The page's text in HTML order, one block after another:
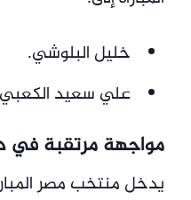
خليل البلوشي.
علي سعيد
مواجهة مرتقبة في
يدخل منتخب مصر